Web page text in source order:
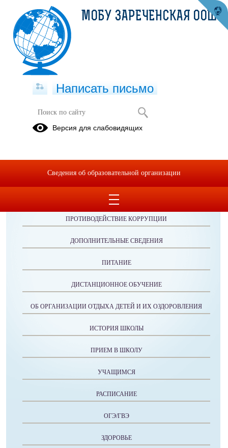
История школы
ОБРАЩЕНИЯ ГРАЖДАН
ПРОТИВОДЕЙСТВИЕ КОРРУПЦИИ
ДОПОЛНИТЕЛЬНЫЕ СВЕДЕНИЯ
ПИТАНИЕ
ДИСТАНЦИОННОЕ ОБУЧЕНИЕ
ОБ ОРГАНИЗАЦИИ ОТДЫХА ДЕТЕЙ И ИХ ОЗДОРОВЛЕНИЯ
ИСТОРИЯ ШКОЛЫ
ПРИЕМ В ШКОЛУ
УЧАЩИМСЯ
РАСПИСАНИЕ
ОГЭ/ГВЭ
ЗДОРОВЬЕ
МОБУ ЗАРЕЧЕНСКАЯ ООШ
Написать письмо
Версия для слабовидящих
Сведения об образовательной организации